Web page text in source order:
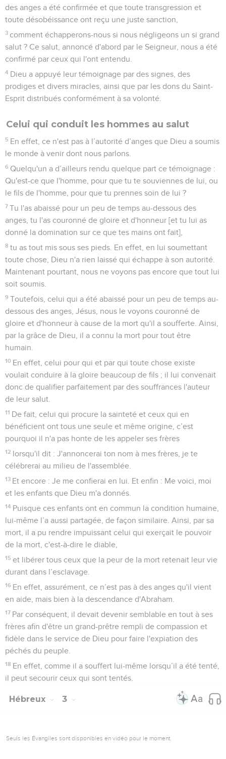
des anges a été confirmée et que toute transgression et
toute désobéissance ont reçu une juste sanction,
3 comment échapperons-nous si nous négligeons un si grand
salut ? Ce salut, annoncé d'abord par le Seigneur, nous a été
confirmé par ceux qui l'ont entendu.
4 Dieu a appuyé leur témoignage par des signes, des
prodiges et divers miracles, ainsi que par les dons du Saint-
Esprit distribués conformément à sa volonté.
Celui qui conduit les hommes au salut
5 En effet, ce n'est pas à l’autorité d’anges que Dieu a soumis
le monde à venir dont nous parlons.
6 Quelqu'un a d’ailleurs rendu quelque part ce témoignage :
Qu'est-ce que l'homme, pour que tu te souviennes de lui, ou
le fils de l'homme, pour que tu prennes soin de lui ?
7 Tu l'as abaissé pour un peu de temps au-dessous des
anges, tu l'as couronné de gloire et d'honneur [et tu lui as
donné la domination sur ce que tes mains ont fait],
8 tu as tout mis sous ses pieds. En effet, en lui soumettant
toute chose, Dieu n'a rien laissé qui échappe à son autorité.
Maintenant pourtant, nous ne voyons pas encore que tout lui
soit soumis.
9 Toutefois, celui qui a été abaissé pour un peu de temps au-
dessous des anges, Jésus, nous le voyons couronné de
gloire et d'honneur à cause de la mort qu'il a soufferte. Ainsi,
par la grâce de Dieu, il a connu la mort pour tout être
humain.
10 En effet, celui pour qui et par qui toute chose existe
voulait conduire à la gloire beaucoup de fils ; il lui convenait
donc de qualifier parfaitement par des souffrances l'auteur
de leur salut.
11 De fait, celui qui procure la sainteté et ceux qui en
bénéficient ont tous une seule et même origine, c’est
pourquoi il n'a pas honte de les appeler ses frères
12 lorsqu'il dit : J'annoncerai ton nom à mes frères, je te
célébrerai au milieu de l'assemblée.
13 Et encore : Je me confierai en lui. Et enfin : Me voici, moi
et les enfants que Dieu m'a donnés.
14 Puisque ces enfants ont en commun la condition humaine,
lui-même l’a aussi partagée, de façon similaire. Ainsi, par sa
mort, il a pu rendre impuissant celui qui exerçait le pouvoir
de la mort, c'est-à-dire le diable,
15 et libérer tous ceux que la peur de la mort retenait leur vie
durant dans l’esclavage.
16 En effet, assurément, ce n’est pas à des anges qu'il vient
en aide, mais bien à la descendance d'Abraham.
17 Par conséquent, il devait devenir semblable en tout à ses
frères afin d'être un grand-prêtre rempli de compassion et
fidèle dans le service de Dieu pour faire l'expiation des
péchés du peuple.
18 En effet, comme il a souffert lui-même lorsqu’il a été tenté,
il peut secourir ceux qui sont tentés.
Hébreux 3
Seuls les Évangiles sont disponibles en vidéo pour le moment.